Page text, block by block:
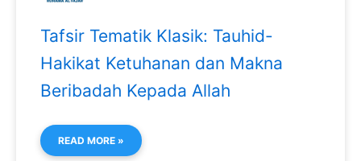
Tafsir Tematik Klasik: Tauhid-
Hakikat Ketuhanan dan Makna
Beribadah Kepada Allah
READ MORE »